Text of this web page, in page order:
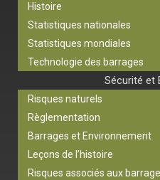
Histoire
Statistiques nationales
Statistiques mondiales
Technologie des barrages
Sécurité et
Risques naturels
Règlementation
Barrages et Environnement
Leçons de l’histoire
Risques associés aux